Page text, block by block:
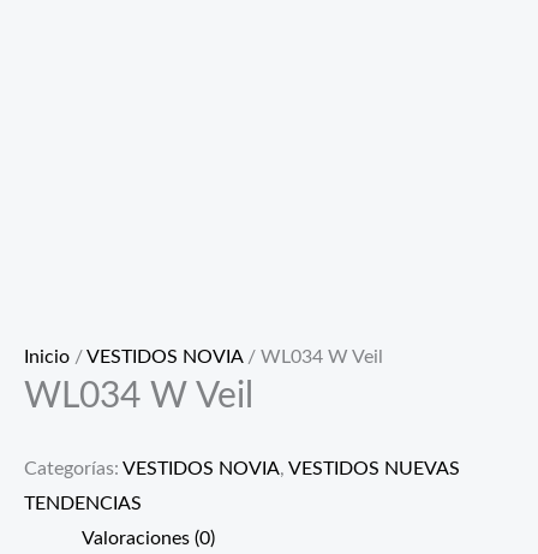
Inicio /VESTIDOS NOVIA/ WL034 W Veil
WL034 W Veil
Categorías: VESTIDOS NOVIA, VESTIDOS NUEVAS
TENDENCIAS
Valoraciones (0)